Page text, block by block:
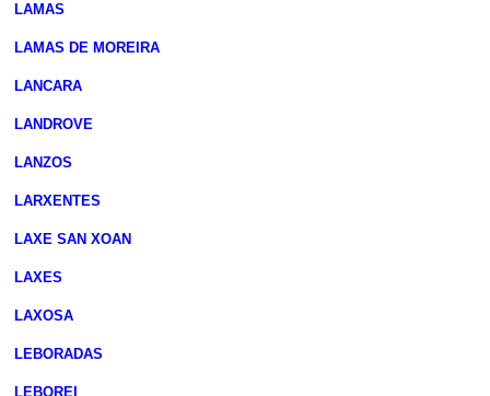
LAMAS
LAMAS DE MOREIRA
LANCARA
LANDROVE
LANZOS
LARXENTES
LAXE SAN XOAN
LAXES
LAXOSA
LEBORADAS
LEBOREI